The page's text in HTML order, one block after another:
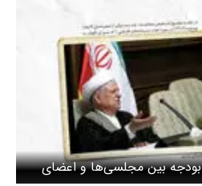
بین مجلسی‌ها و اعضای